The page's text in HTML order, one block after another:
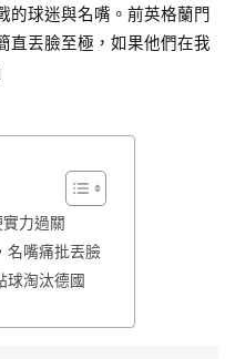
的球迷與名嘴。前英格蘭門
直丟臉至極，如果他們在我
力過關
名嘴痛批丟臉
球淘汰德國